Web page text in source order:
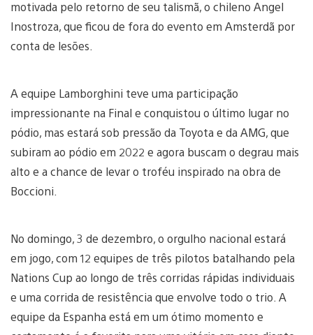
motivada pelo retorno de seu talismã, o chileno Angel
Inostroza, que ficou de fora do evento em Amsterdã por
conta de lesões.
A equipe Lamborghini teve uma participação
impressionante na Final e conquistou o último lugar no
pódio, mas estará sob pressão da Toyota e da AMG, que
subiram ao pódio em 2022 e agora buscam o degrau mais
alto e a chance de levar o troféu inspirado na obra de
Boccioni.
No domingo, 3 de dezembro, o orgulho nacional estará
em jogo, com 12 equipes de três pilotos batalhando pela
Nations Cup ao longo de três corridas rápidas individuais
e uma corrida de resistência que envolve todo o trio. A
equipe da Espanha está em um ótimo momento e